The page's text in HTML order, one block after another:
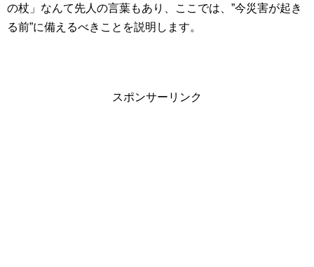
の杖」なんて先人の言葉もあり、ここでは、”今災害が起き
る前”に備えるべきことを説明します。
スポンサーリンク